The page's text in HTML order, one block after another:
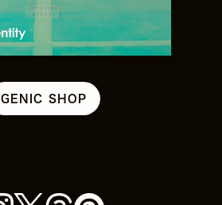
GENIC SHOP